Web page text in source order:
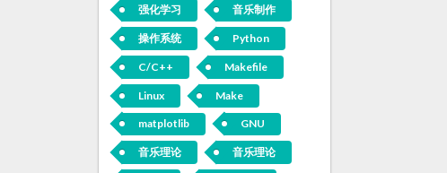
强化学习 音乐制作
操作系统 Python
C/C++ Makefile
Linux Make
matplotlib GNU
音乐理论 音乐理论